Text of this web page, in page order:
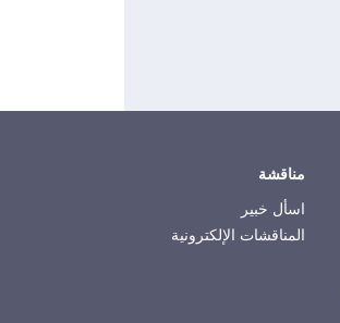
مناقشة
اسأل خبير
المناقشات الإلكترونية